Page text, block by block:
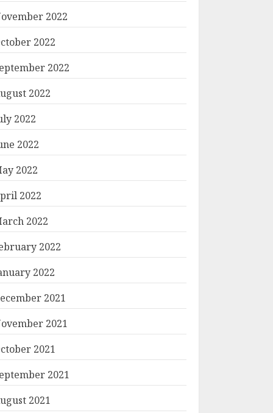
2022
2022
2022
2022
2022
2022
2022
2022
2022
2022
2022
2021
2021
2021
2021
2021